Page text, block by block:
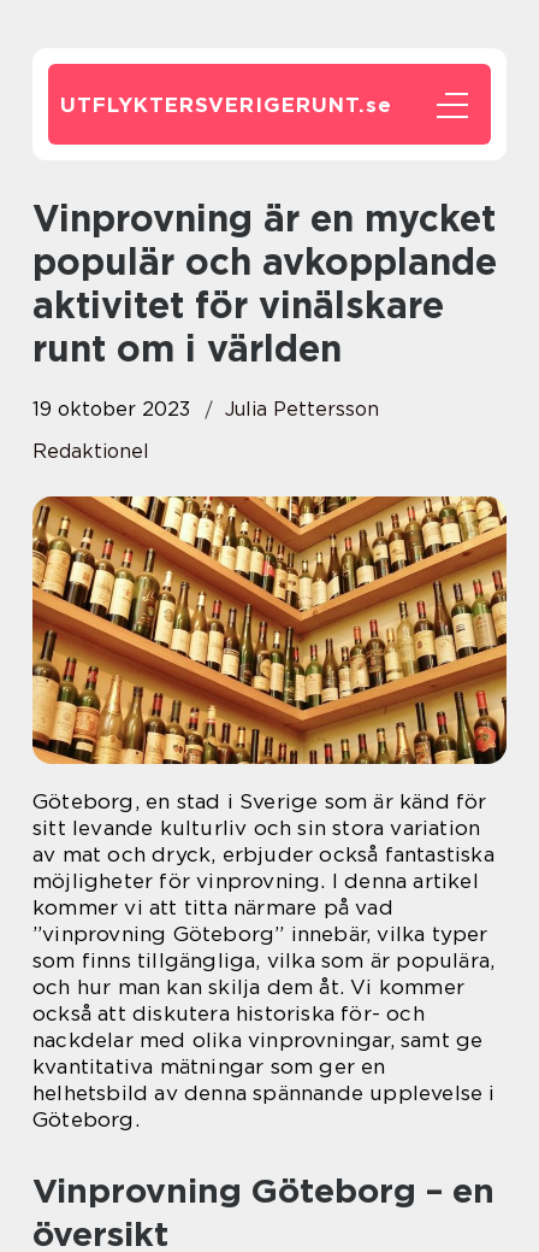
UTFLYKTERSVERIGERUNT.se
Vinprovning är en mycket
populär och avkopplande
aktivitet för vinälskare
runt om i världen
19 oktober 2023
Julia Pettersson
Redaktionel
Göteborg, en stad i Sverige som är känd för
sitt levande kulturliv och sin stora variation
av mat och dryck, erbjuder också fantastiska
möjligheter för vinprovning. I denna artikel
kommer vi att titta närmare på vad
”vinprovning Göteborg” innebär, vilka typer
som finns tillgängliga, vilka som är populära,
och hur man kan skilja dem åt. Vi kommer
också att diskutera historiska för- och
nackdelar med olika vinprovningar, samt ge
kvantitativa mätningar som ger en
helhetsbild av denna spännande upplevelse i
Göteborg.
Vinprovning Göteborg – en
översikt